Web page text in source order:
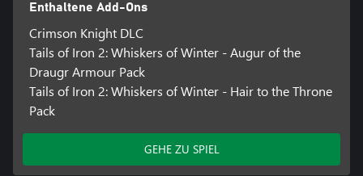
Enthaltene Add-Ons
Crimson Knight DLC
Tails of Iron 2: Whiskers of Winter - Augur of the
Draugr Armour Pack
Tails of Iron 2: Whiskers of Winter - Hair to the Throne
Pack
GEHE ZU SPIEL